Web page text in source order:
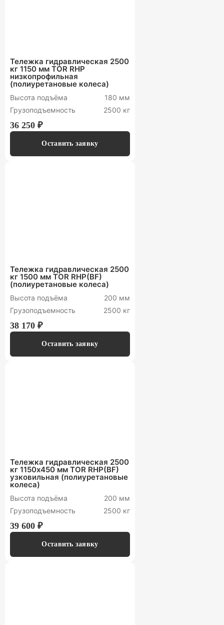
Тележка гидравлическая 2500
кг 1150 мм TOR RHP
низкопрофильная
(полиуретановые колеса)
Высота подъёма
180 мм
Грузоподъемность
2500 кг
36 250 ₽
Оставить заявку
Тележка гидравлическая 2500
кг 1500 мм TOR RHP(BF)
(полиуретановые колеса)
Высота подъёма
200 мм
Грузоподъемность
2500 кг
38 170 ₽
Оставить заявку
Тележка гидравлическая 2500
кг 1150х450 мм TOR RHP(BF)
узковильная (полиуретановые
колеса)
Высота подъёма
200 мм
Грузоподъемность
2500 кг
39 600 ₽
Оставить заявку